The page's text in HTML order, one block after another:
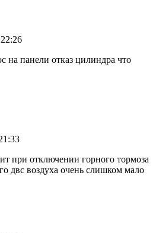
на панели отказ цилиндра что
при отключении горного тормоза
двс воздуха очень слишком мало